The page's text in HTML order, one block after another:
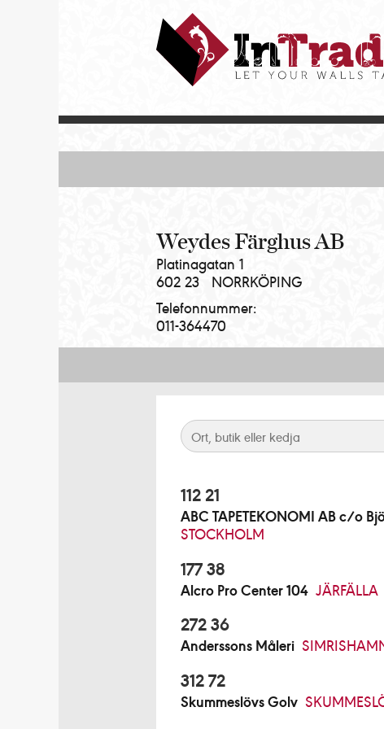
Weydes Färghus AB
Platinagatan 1
602 23
NORRKÖPING
Telefonnummer:
011-364470
112 21
ABC TAPETEKONOMI AB c/o
STOCKHOLM
177 38
Alcro Pro Center 104 JÄRFÄLLA
272 36
Anderssons Måleri
312 72
Skummeslövs Golv